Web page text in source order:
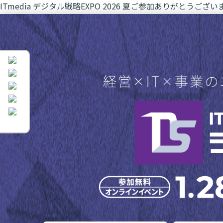
ITmedia デジタル戦略EXPO 2026 夏ご参加ありがとうござい
イベントは終了いたしました。